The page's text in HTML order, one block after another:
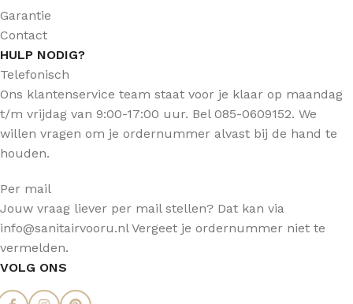
Garantie
Contact
HULP NODIG?
Telefonisch
Ons klantenservice team staat voor je klaar op maandag
t/m vrijdag van 9:00-17:00 uur. Bel 085-0609152. We
willen vragen om je ordernummer alvast bij de hand te
houden.
Per mail
Jouw vraag liever per mail stellen? Dat kan via
info@sanitairvooru.nl Vergeet je ordernummer niet te
vermelden.
VOLG ONS